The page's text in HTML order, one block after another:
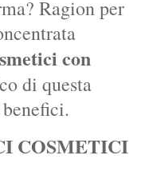
Ragion per
con
di questa
COSMETICI